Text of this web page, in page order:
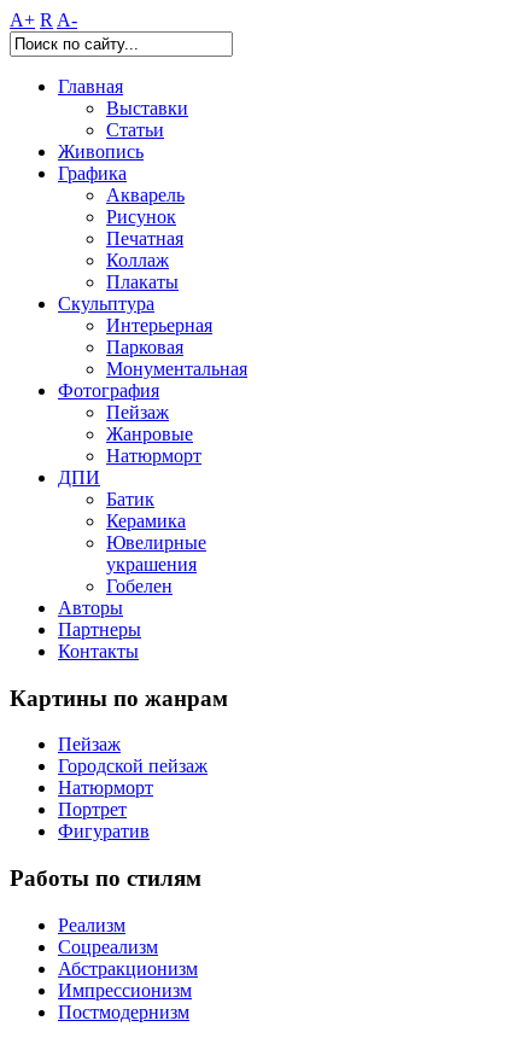
A+ R A-
Главная
Выставки
Статьи
Живопись
Графика
Акварель
Рисунок
Печатная
Коллаж
Плакаты
Скульптура
Интерьерная
Парковая
Монументальная
Фотография
Пейзаж
Жанровые
Натюрморт
ДПИ
Батик
Керамика
Ювелирные
украшения
Гобелен
Авторы
Партнеры
Контакты
Картины по жанрам
Пейзаж
Городской пейзаж
Натюрморт
Портрет
Фигуратив
Работы по стилям
Реализм
Соцреализм
Абстракционизм
Импрессионизм
Постмодернизм